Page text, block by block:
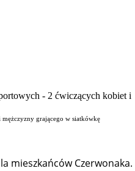
grającego w siatkówkę
mieszkańców Czerwonaka.